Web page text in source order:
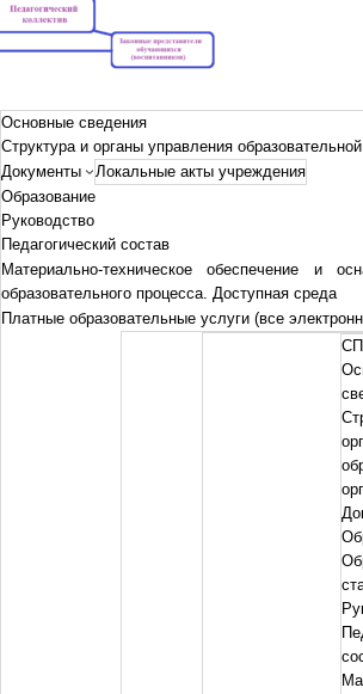
Основные сведения
Структура и органы управления
Документы
Локальные акты учреждения
Образование
Руководство
Педагогический состав
Материально-техническое обеспечение и
образовательного процесса. Доступная среда
Платные образовательные услуги (все
СП